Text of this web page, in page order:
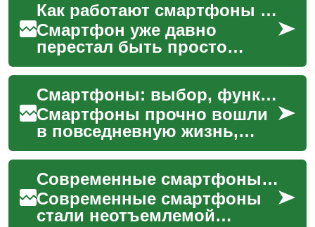
Как работают смартфоны и что учитывать при выборе
Смартфон уже давно
перестал быть просто
телефоном для голосовой
связи: это карманный
компьютер, инструмент для
работы...
Смартфоны: выбор, функции и влияние на повседневную жизнь
Смартфоны прочно вошли
в повседневную жизнь,
заменив ряд отдельных
устройств и став центром
коммуникации, работы и
ра...
Современные смартфоны: как они работают и как выбрать
Современные смартфоны
стали неотъемлемой